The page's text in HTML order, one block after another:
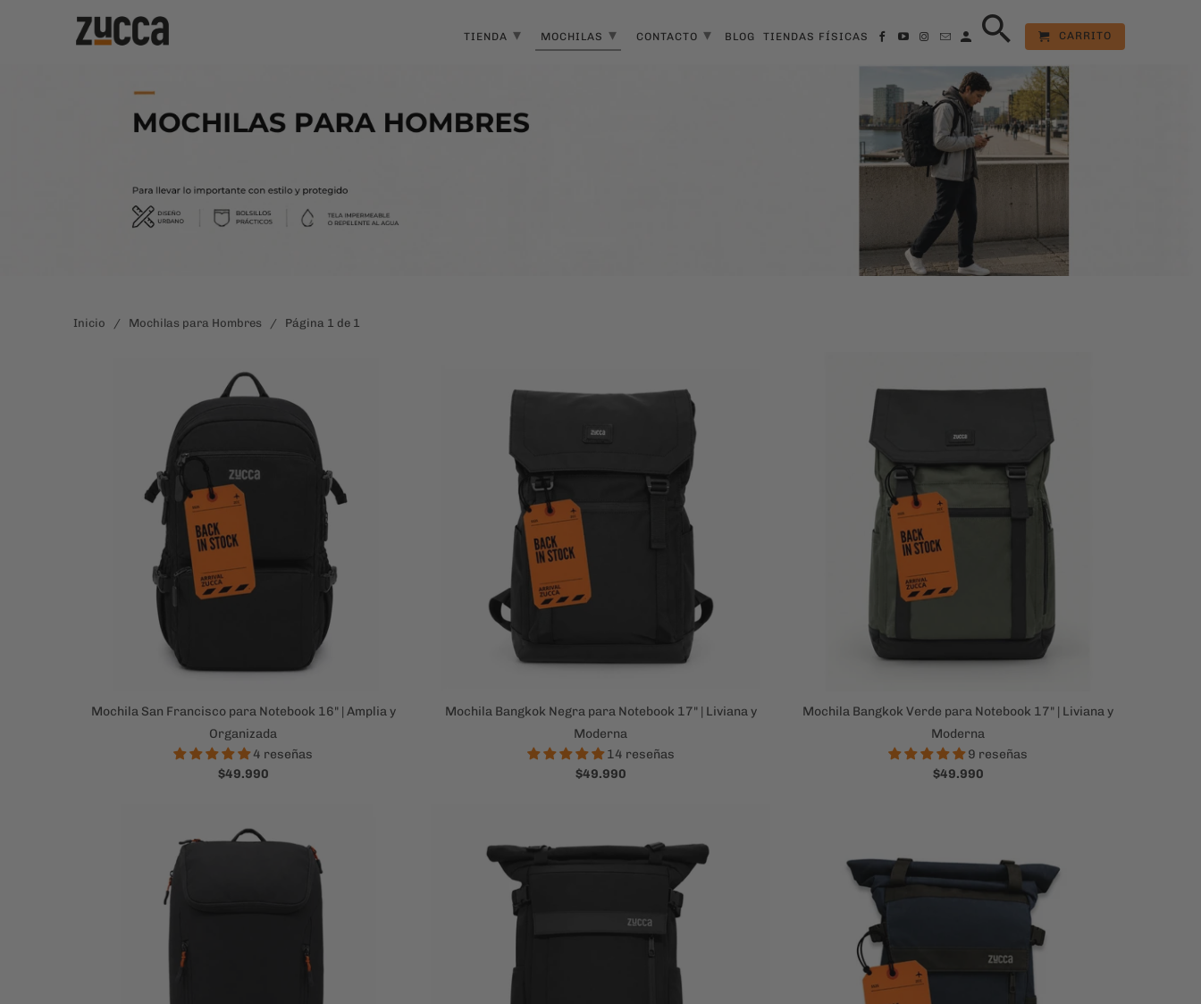
TIENDA ▾ MOCHILAS ▾ CONTACTO ▾ BLOG TIENDAS FÍSICAS CARRITO
Inicio / Mochilas para Hombres / Página 1 de 1
Mochila San Francisco para Notebook 16" | Amplia y
Organizada
4 reseñas
$49.990
Mochila Bangkok Negra para Notebook 17" | Liviana y
Moderna
14 reseñas
$49.990
Mochila Bangkok Verde para Notebook 17" | Liviana y
Moderna
9 reseñas
$49.990